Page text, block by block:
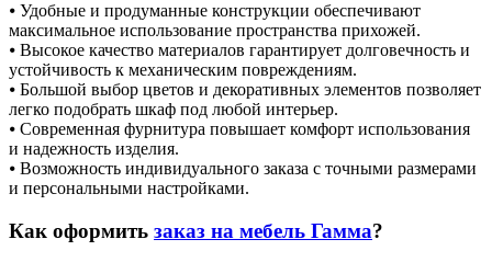
⦁ Удобные и продуманные конструкции обеспечивают
максимальное использование пространства прихожей.
⦁ Высокое качество материалов гарантирует долговечность и
устойчивость к механическим повреждениям.
⦁ Большой выбор цветов и декоративных элементов позволяет
легко подобрать шкаф под любой интерьер.
⦁ Современная фурнитура повышает комфорт использования
и надежность изделия.
⦁ Возможность индивидуального заказа с точными размерами
и персональными настройками.
Как оформить заказ на мебель Гамма?